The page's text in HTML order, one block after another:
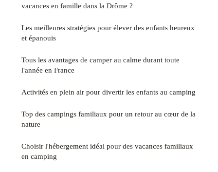
vacances en famille dans la Drôme ?
Les meilleures stratégies pour élever des enfants heureux
et épanouis
Tous les avantages de camper au calme durant toute
l'année en France
Activités en plein air pour divertir les enfants au camping
Top des campings familiaux pour un retour au cœur de la
nature
Choisir l'hébergement idéal pour des vacances familiaux
en camping